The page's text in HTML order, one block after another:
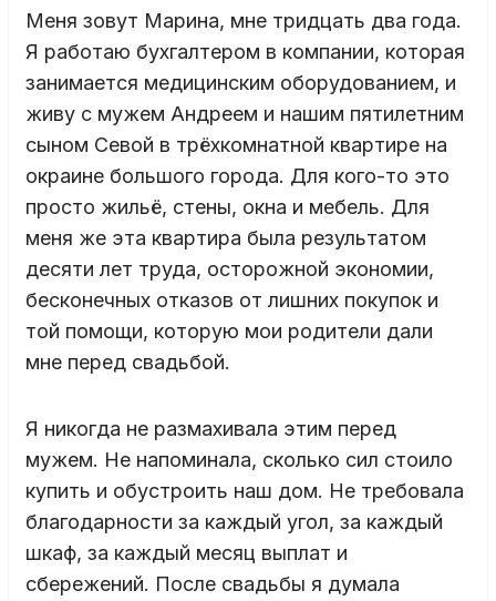
Меня зовут Марина, мне тридцать два года.
Я работаю бухгалтером в компании, которая
занимается медицинским оборудованием, и
живу с мужем Андреем и нашим пятилетним
сыном Севой в трёхкомнатной квартире на
окраине большого города. Для кого-то это
просто жильё, стены, окна и мебель. Для
меня же эта квартира была результатом
десяти лет труда, осторожной экономии,
бесконечных отказов от лишних покупок и
той помощи, которую мои родители дали
мне перед свадьбой.
Я никогда не размахивала этим перед
мужем. Не напоминала, сколько сил стоило
купить и обустроить наш дом. Не требовала
благодарности за каждый угол, за каждый
шкаф, за каждый месяц выплат и
сбережений. После свадьбы я думала